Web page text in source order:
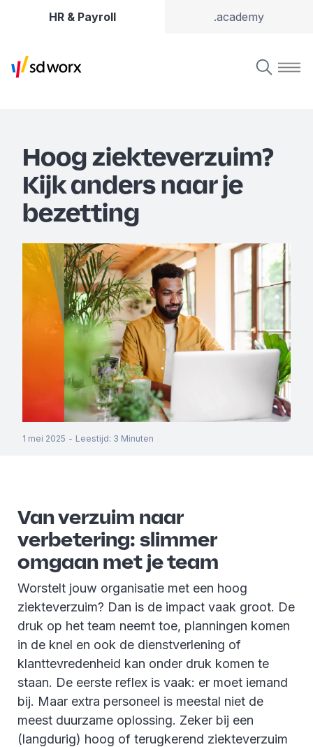
HR & Payroll .academy
Hoog ziekteverzuim?
Kijk anders naar je
bezetting
1 mei 2025 - Leestijd: 3 Minuten
Van verzuim naar
verbetering: slimmer
omgaan met je team
Worstelt jouw organisatie met een hoog
ziekteverzuim? Dan is de impact vaak groot. De
druk op het team neemt toe, planningen komen
in de knel en ook de dienstverlening of
klanttevredenheid kan onder druk komen te
staan. De eerste reflex is vaak: er moet iemand
bij. Maar extra personeel is meestal niet de
meest duurzame oplossing. Zeker bij een
(langdurig) hoog of terugkerend ziekteverzuim